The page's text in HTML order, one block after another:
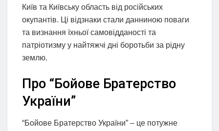
Київ та Київську область від російських
окупантів. Ці відзнаки стали данниною поваги
та визнання їхньої самовідданості та
патріотизму у найтяжчі дні боротьби за рідну
землю.
Про “Бойове Братерство
України”
“Бойове Братерство України” – це потужне